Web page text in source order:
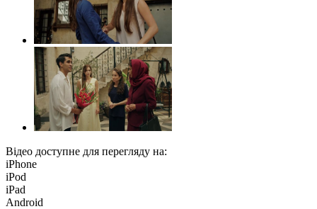
Відео доступне для перегляду на:
iPhone
iPod
iPad
Android